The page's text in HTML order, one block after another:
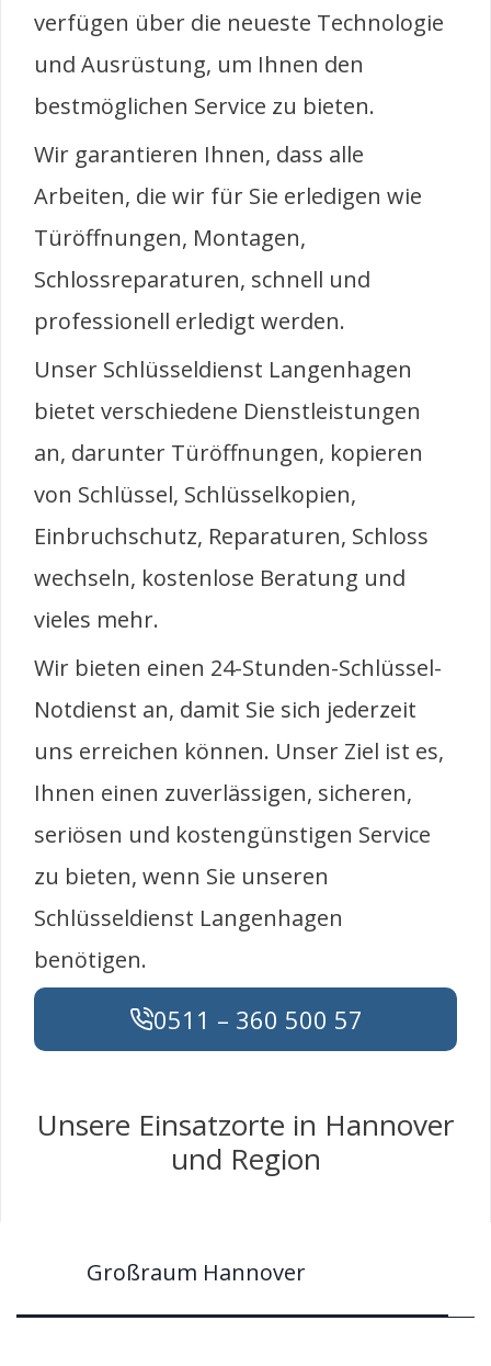
verfügen über die neueste Technologie
und Ausrüstung, um Ihnen den
bestmöglichen Service zu bieten.
Wir garantieren Ihnen, dass alle
Arbeiten, die wir für Sie erledigen wie
Türöffnungen, Montagen,
Schlossreparaturen, schnell und
professionell erledigt werden.
Unser Schlüsseldienst Langenhagen
bietet verschiedene Dienstleistungen
an, darunter Türöffnungen, kopieren
von Schlüssel, Schlüsselkopien,
Einbruchschutz, Reparaturen, Schloss
wechseln, kostenlose Beratung und
vieles mehr.
Wir bieten einen 24-Stunden-Schlüssel-
Notdienst an, damit Sie sich jederzeit
uns erreichen können. Unser Ziel ist es,
Ihnen einen zuverlässigen, sicheren,
seriösen und kostengünstigen Service
zu bieten, wenn Sie unseren
Schlüsseldienst Langenhagen
benötigen.
0511 – 360 500 57
Unsere Einsatzorte in Hannover
und Region
Großraum Hannover